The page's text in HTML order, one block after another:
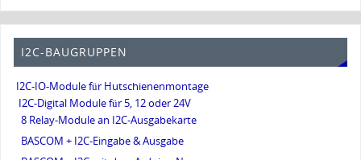
I2C-BAUGRUPPEN
I2C-IO-Module für Hutschienenmontage
I2C-Digital Module für 5, 12 oder 24V
8 Relay-Module an I2C-Ausgabekarte
BASCOM + I2C-Eingabe & Ausgabe